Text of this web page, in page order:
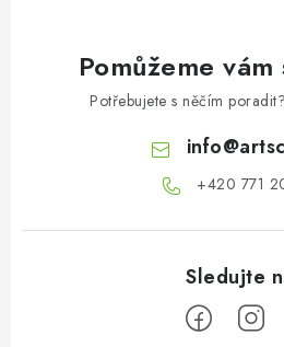
Pomůžeme
Potřebujete s něčím
info@
+420 771